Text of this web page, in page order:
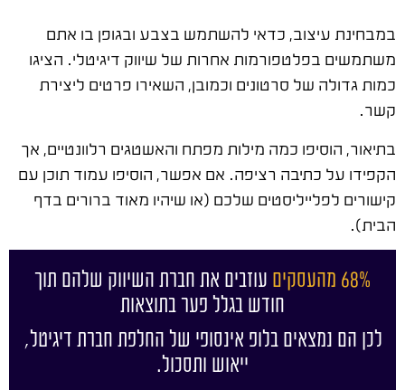
במבחינת עיצוב, כדאי להשתמש בצבע ובגופן בו אתם
משתמשים בפלטפורמות אחרות של שיווק דיגיטלי. הציגו
כמות גדולה של סרטונים וכמובן, השאירו פרטים ליצירת
קשר.
בתיאור, הוסיפו כמה מילות מפתח והאשטגים רלוונטיים, אך
הקפידו על כתיבה רציפה. אם אפשר, הוסיפו עמוד תוכן עם
קישורים לפלייליסטים שלכם (או שיהיו מאוד ברורים בדף
הבית).
68% מהעסקים
עוזבים את חברת השיווק שלהם תוך
חודש בגלל פער בתוצאות
לכן הם נמצאים בלופ אינסופי של החלפת חברת דיגיטל,
ייאוש ותסכול.